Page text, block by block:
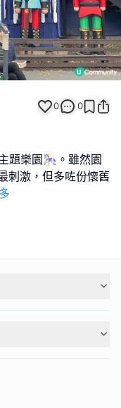
0 0
題樂園🎠。雖然園
刺激，但多咗份懷舊